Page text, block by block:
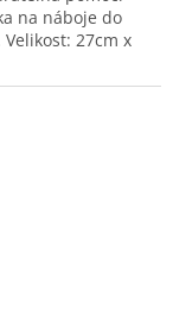
na náboje do
27cm x